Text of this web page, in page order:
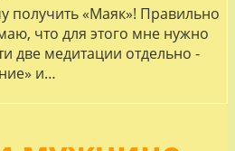
получить «Маяк»! Правильно
что для этого мне нужно
две медитации отдельно -
и…